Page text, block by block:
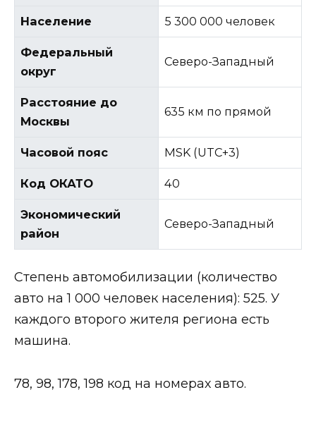
Население 5 300 000 человек
Федеральный
округ
Северо-Западный
Расстояние до
Москвы
635 км по прямой
Часовой пояс MSK (UTC+3)
Код ОКАТО 40
Экономический
район
Северо-Западный
Степень автомобилизации (количество
авто на 1 000 человек населения): 525. У
каждого второго жителя региона есть
машина.
78, 98, 178, 198 код на номерах авто.